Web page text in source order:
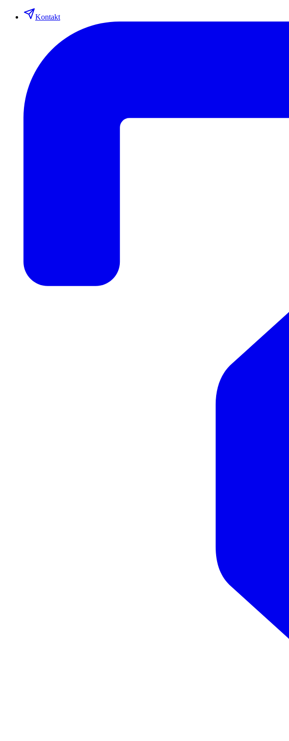
Kontakt